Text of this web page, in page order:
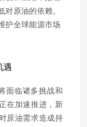
原油的依赖。
护全球能源市场
遇
面临诸多挑战和
在加速推进，新
原油需求造成持